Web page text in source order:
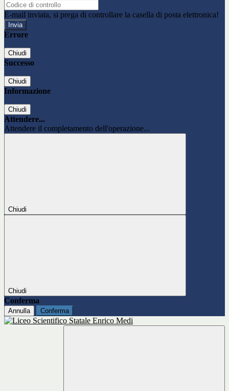
E-mail inviata, si prega di controllare la casella di posta elettronica!
Errore
Chiudi
Successo
Chiudi
Informazione
Chiudi
Attendere...
Attendere il completamento dell'operazione...
Chiudi
Chiudi
Conferma
Annulla Conferma